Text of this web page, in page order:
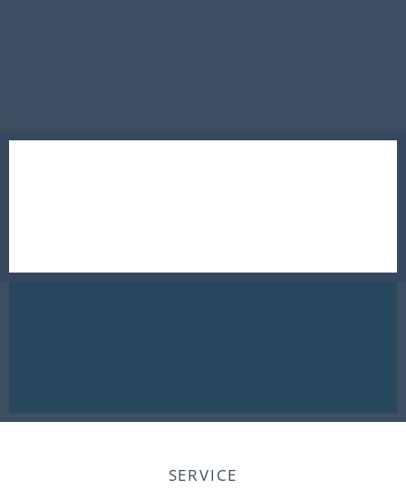
SERVICE